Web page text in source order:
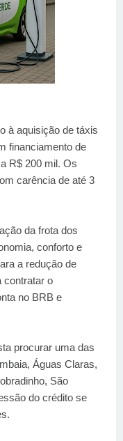
à aquisição de táxis
financiamento de
R$ 200 mil. Os
carência de até 3
da frota dos
conforto e
a redução de
contratar o
no BRB e
procurar uma das
Águas Claras,
São
do crédito se